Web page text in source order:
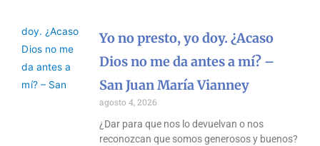
Yo no presto, yo doy. ¿Acaso
Dios no me da antes a mí? –
San Juan María Vianney
agosto 4, 2026
¿Dar para que nos lo devuelvan o nos
reconozcan que somos generosos y buenos?